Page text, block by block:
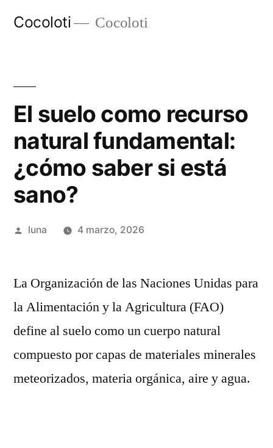
Cocoloti Cocoloti
El suelo como recurso
natural fundamental:
¿cómo saber si está
sano?
Publicado
luna 4 marzo, 2026
La Organización de las Naciones Unidas para
la Alimentación y la Agricultura (FAO)
define al suelo como un cuerpo natural
compuesto por capas de materiales minerales
meteorizados, materia orgánica, aire y agua.